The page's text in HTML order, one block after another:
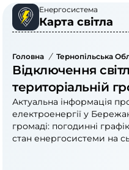
Енергосистема
Карта світла
Головна / Тернопільська
Відключення
територіальній
Актуальна інформація
електроенергії у
громаді: погодинні
стан енергосистеми на